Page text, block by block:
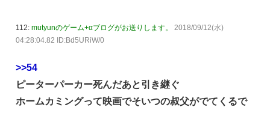
112: mutyunのゲーム+αブログがお送りします。
2018/09/12(水)
04:28:04.82 ID:Bd5URiW/0
>>54
ピーターパーカー死んだあと引き継ぐ
ホームカミングって映画でそいつの叔父がでてくるで